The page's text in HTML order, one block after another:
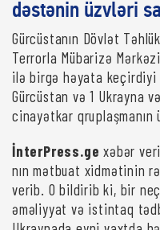
dəstənin üzvləri
Gürcüstanın Dövlət
Terrorla Mübarizə
ilə birgə həyata
Gürcüstan və 1 Ukrayna
cinayətkar qruplaşmanın
İnterPress.ge xəbər
nın mətbuat xidmətinin
verib. O bildirib ki, bir
əməliyyat və istintaq